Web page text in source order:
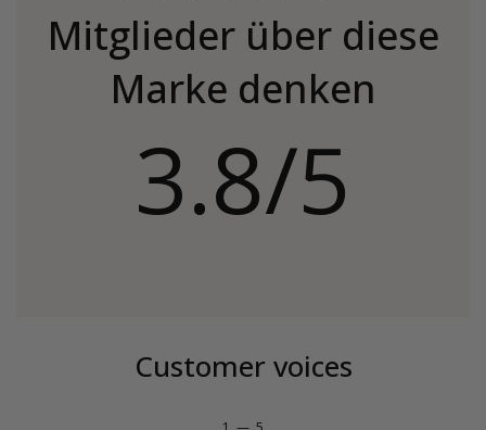
Mitglieder über diese
Marke denken
3.8/5
Customer voices